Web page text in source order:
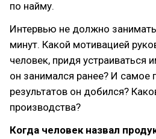
по найму.
Интервью не должно
минут. Какой мотивацией
человек, придя устраиваться
он занимался ранее? И самое
результатов он добился?
производства?
Когда человек назвал